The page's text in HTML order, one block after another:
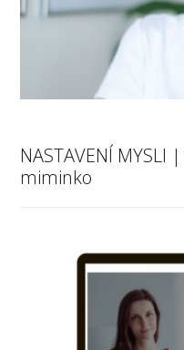
NASTAVENÍ
miminko